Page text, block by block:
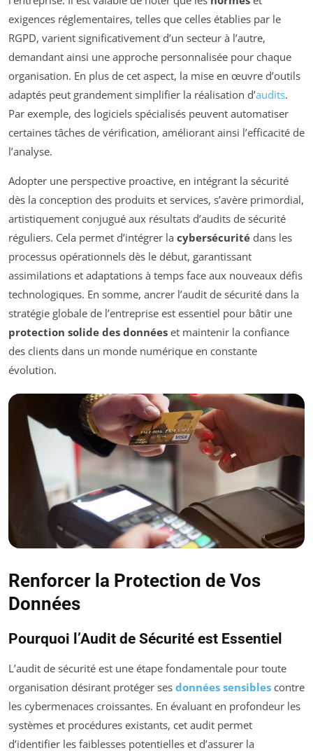
exigences réglementaires, telles que celles établies par le
RGPD, varient significativement d’un secteur à l’autre,
demandant ainsi une approche personnalisée pour chaque
organisation. En plus de cet aspect, la mise en œuvre d’outils
adaptés peut grandement simplifier la réalisation d’audits.
Par exemple, des logiciels spécialisés peuvent automatiser
certaines tâches de vérification, améliorant ainsi l’efficacité de
l’analyse.
Adopter une perspective proactive, en intégrant la sécurité
dès la conception des produits et services, s’avère primordial,
artistiquement conjugué aux résultats d’audits de sécurité
réguliers. Cela permet d’intégrer la cybersécurité dans les
processus opérationnels dès le début, garantissant
assimilations et adaptations à temps face aux nouveaux défis
technologiques. En somme, ancrer l’audit de sécurité dans la
stratégie globale de l’entreprise est essentiel pour bâtir une
protection solide des données et maintenir la confiance
des clients dans un monde numérique en constante
évolution.
Renforcer la Protection de Vos
Données
Pourquoi l’Audit de Sécurité est Essentiel
L’audit de sécurité est une étape fondamentale pour toute
organisation désirant protéger ses données sensibles contre
les cybermenaces croissantes. En évaluant en profondeur les
systèmes et procédures existants, cet audit permet
d’identifier les faiblesses potentielles et d’assurer la